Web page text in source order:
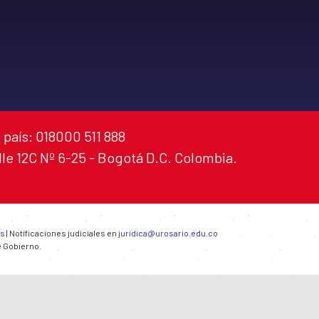
018000 511 888
12C Nº 6-25 - Bogotá D.C. Colombia.
| Notificaciones judiciales en juridica@urosario.edu.co